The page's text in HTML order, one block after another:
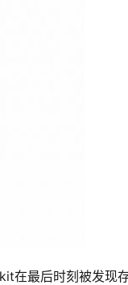
在最后时刻被发现